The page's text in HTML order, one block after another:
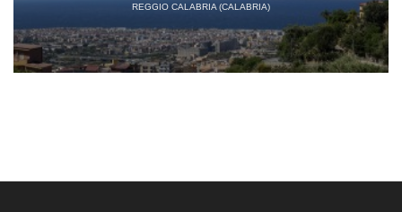
REGGIO CALABRIA (CALABRIA)